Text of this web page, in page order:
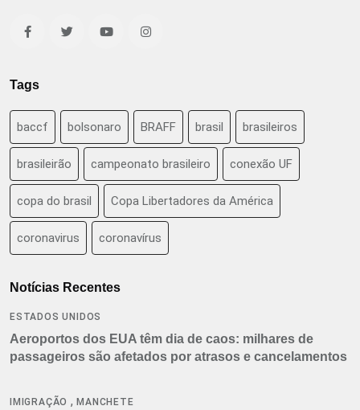
Tags
baccf bolsonaro BRAFF brasil brasileiros
brasileirão campeonato brasileiro conexão UF
copa do brasil Copa Libertadores da América
coronavirus coronavírus
Notícias Recentes
ESTADOS UNIDOS
Aeroportos dos EUA têm dia de caos: milhares de
passageiros são afetados por atrasos e cancelamentos
IMIGRAÇÃO ,MANCHETE